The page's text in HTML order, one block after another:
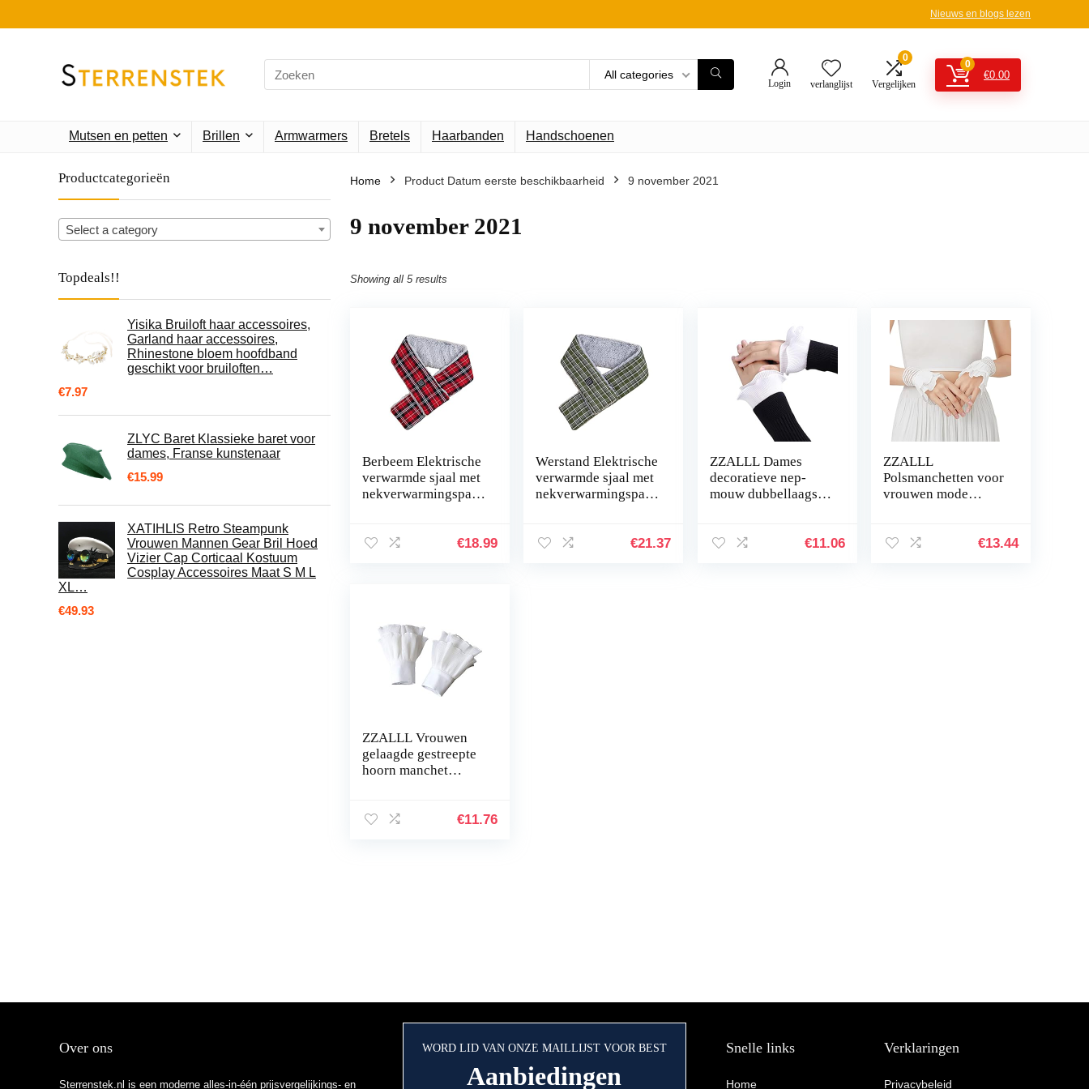
Nieuws en blogs lezen
Search
for:
All categories
Login verlanglijst
0
Vergelijken
0
€0.00
Mutsen en petten Brillen Armwarmers Bretels Haarbanden Handschoenen
Productcategorieën
Select a category
Topdeals!!
Yisika Bruiloft haar accessoires,
Garland haar accessoires,
Rhinestone bloem hoofdband
geschikt voor bruiloften…
€7.97
ZLYC Baret Klassieke baret voor
dames, Franse kunstenaar
€15.99
XATIHLIS Retro Steampunk
Vrouwen Mannen Gear Bril Hoed
Vizier Cap Corticaal Kostuum
Cosplay Accessoires Maat S M L
XL…
€49.93
Home Product Datum eerste beschikbaarheid 9 november 2021
9 november 2021
Showing all 5 results
Berbeem Elektrische
verwarmde sjaal met
nekverwarmingspad
gezellige sjaal
€18.99
Werstand Elektrische
verwarmde sjaal met
nekverwarmingspad
gezellige sjaal
€21.37
ZZALLL Dames
decoratieve nep-
mouw dubbellaags
polswarmers
€11.06
ZZALLL
Polsmanchetten voor
vrouwen mode
shirt nep mouwen
€13.44
ZZALLL Vrouwen
gelaagde gestreepte
hoorn manchet
polswarmer
€11.76
Over ons
Sterrenstek.nl is een moderne alles-in-één prijsvergelijkings- en
WORD LID VAN ONZE MAILLIJST VOOR BEST
Aanbiedingen
Snelle links
Home
Verklaringen
Privacybeleid